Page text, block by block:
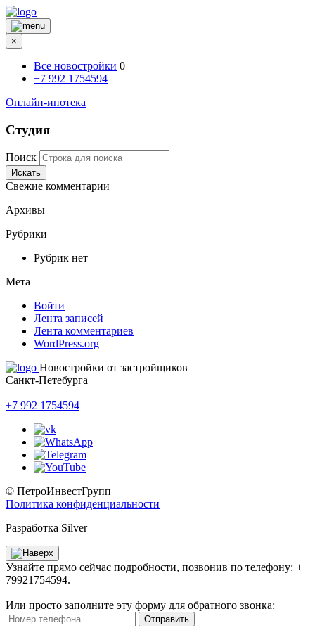
×
Все новостройки 0
+7 992 1754594
Онлайн-ипотека
Студия
Поиск
Искать
Свежие комментарии
Архивы
Рубрики
Рубрик нет
Мета
Войти
Лента записей
Лента комментариев
WordPress.org
Новостройки от застройщиков
Санкт-Петебурга
+7 992 1754594
© ПетроИнвестГрупп
Политика конфиденциальности
Разработка Silver
Узнайте прямо сейчас подробности, позвонив по телефону: +
79921754594.
Или просто заполните эту форму для обратного звонка:
Отправить